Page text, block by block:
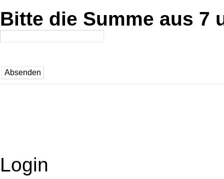
Bitte die Summe aus 7
Login